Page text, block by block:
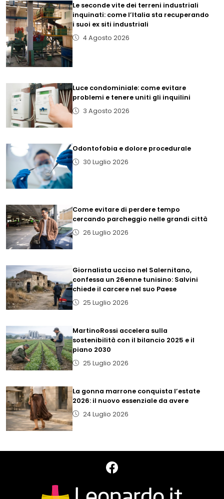
Le seconde vite dei terreni industriali
inquinati: come l’Italia sta recuperando
i suoi ex siti industriali
4 Agosto 2026
Luce condominiale: come evitare
problemi e tenere uniti gli inquilini
3 Agosto 2026
Odontofobia e dolore procedurale
30 Luglio 2026
Come evitare di perdere tempo
cercando parcheggio nelle grandi città
26 Luglio 2026
Giornalista ucciso nel Salernitano,
confessa un 26enne tunisino: Salvini
chiede il carcere nel suo Paese
25 Luglio 2026
MartinoRossi accelera sulla
sostenibilità con il bilancio 2025 e il
piano 2030
25 Luglio 2026
La gonna marrone conquista l’estate
2026: il nuovo essenziale da avere
24 Luglio 2026